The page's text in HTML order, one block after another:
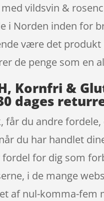
vildsvin &
i Norden inden for
være det
de penge som en
Kornfri &
dages
du andre
du har handlet
for dig som
i de mange
af nul-komma-